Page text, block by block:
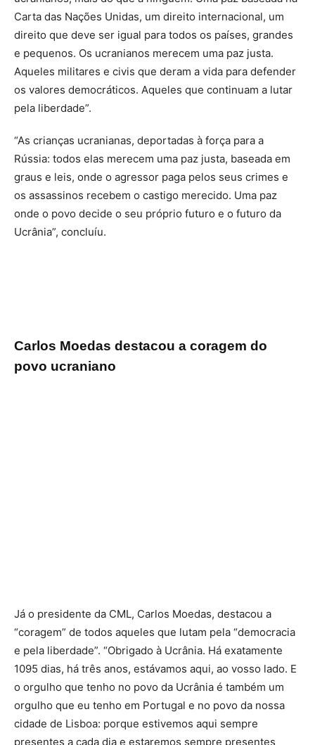
Carta das Nações Unidas, um direito internacional, um
direito que deve ser igual para todos os países, grandes
e pequenos. Os ucranianos merecem uma paz justa.
Aqueles militares e civis que deram a vida para defender
os valores democráticos. Aqueles que continuam a lutar
pela liberdade”.
“As crianças ucranianas, deportadas à força para a
Rússia: todos elas merecem uma paz justa, baseada em
graus e leis, onde o agressor paga pelos seus crimes e
os assassinos recebem o castigo merecido. Uma paz
onde o povo decide o seu próprio futuro e o futuro da
Ucrânia”, concluíu.
Carlos Moedas destacou a coragem do
povo ucraniano
Já o presidente da CML, Carlos Moedas, destacou a
“coragem” de todos aqueles que lutam pela “democracia
e pela liberdade”. “Obrigado à Ucrânia. Há exatamente
1095 dias, há três anos, estávamos aqui, ao vosso lado. E
o orgulho que tenho no povo da Ucrânia é também um
orgulho que eu tenho em Portugal e no povo da nossa
cidade de Lisboa: porque estivemos aqui sempre
presentes a cada dia e estaremos sempre presentes